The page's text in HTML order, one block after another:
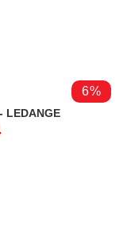
6%
LEDANGE